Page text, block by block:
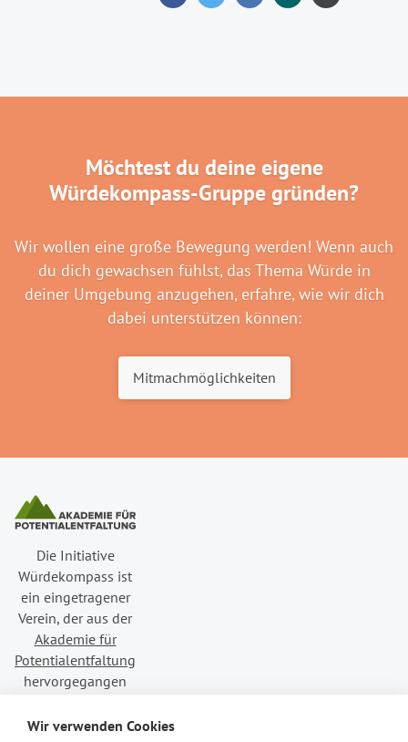
Möchtest du deine eigene
Würdekompass-Gruppe gründen?
Wir wollen eine große Bewegung werden! Wenn auch
du dich gewachsen fühlst, das Thema Würde in
deiner Umgebung anzugehen, erfahre, wie wir dich
dabei unterstützen können:
Mitmachmöglichkeiten
Die Initiative
Würdekompass ist
ein eingetragener
Verein, der aus der
Akademie für
Potentialentfaltung
hervorgegangen
Wir verwenden Cookies